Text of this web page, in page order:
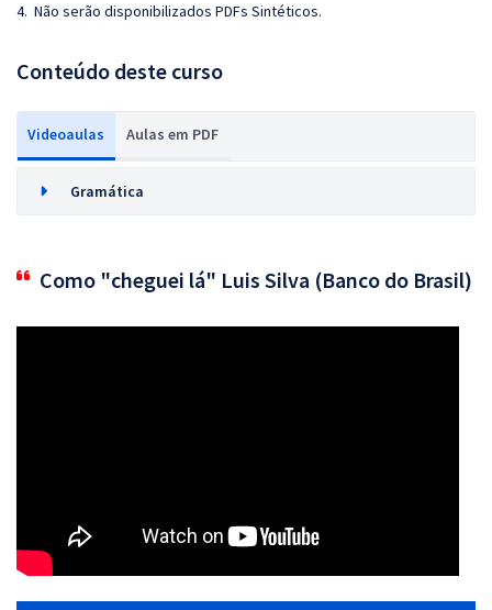
4. Não serão disponibilizados PDFs Sintéticos.
Conteúdo deste curso
Videoaulas Aulas em PDF
Gramática
Como "cheguei lá" Luis Silva (Banco do Brasil)